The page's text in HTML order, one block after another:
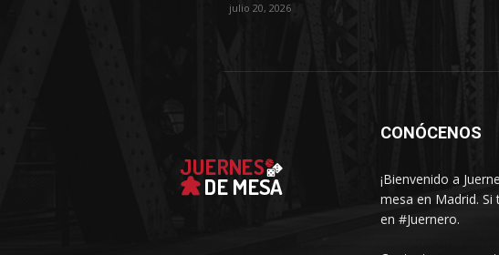
julio 20, 2026
CONÓCENOS
¡Bienvenido a
mesa en Madrid.
en #Juernero.